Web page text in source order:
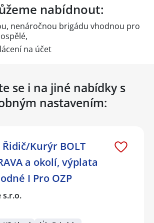
nabídnout:
nenáročnou brigádu vhodnou pro
na účet
se i na jiné nabídky s
nastavením:
Řidič/Kurýr BOLT
a okolí, výplata
I Pro OZP
s.r.o.